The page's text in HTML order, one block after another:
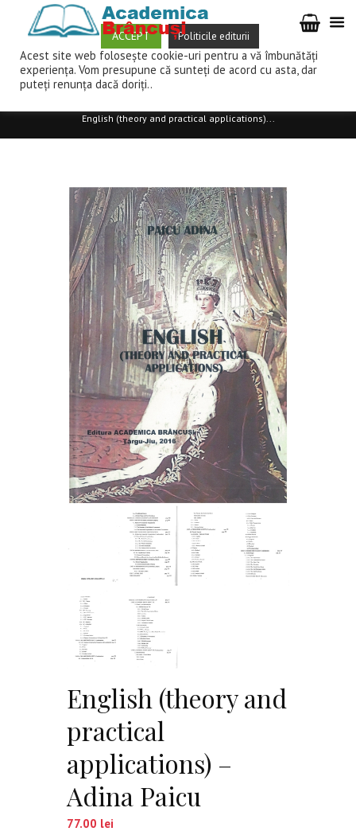
AMINTIRI DIN CASA AMINTIRILOR (II) – ION CĂPRUCIU
ȘCOALA DE LITERATURĂ DE LA TÂRGU JIU I (A-G) – ION
Home
Magazin
English (theory and practical applications)...
English (theory and
practical
applications) –
Adina Paicu
77.00 lei
ACCEPT Politicile editurii
Acest site web folosește cookie-uri pentru a vă îmbunătăți
experiența. Vom presupune că sunteți de acord cu asta, dar
puteți renunța dacă doriți..